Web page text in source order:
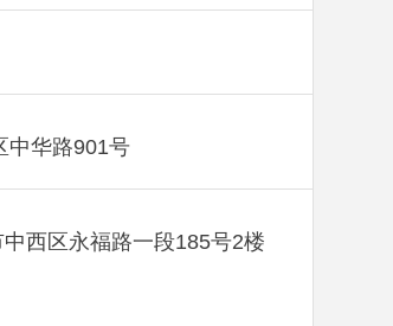
中华路901号
西区永福路一段185号2楼